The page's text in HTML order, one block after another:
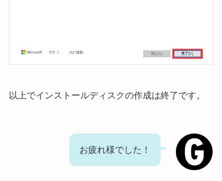
以上でインストールディスクの作成は終了です。
お疲れ様でした！